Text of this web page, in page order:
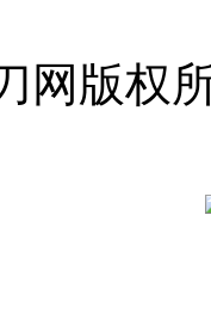
网版权